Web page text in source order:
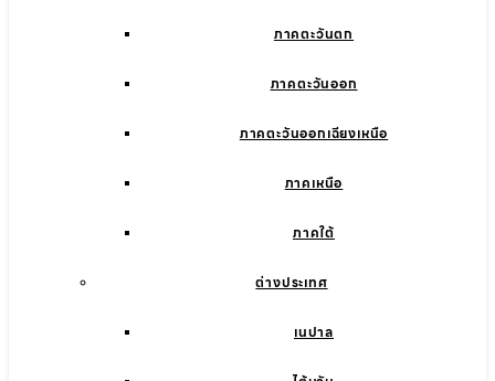
ภาคตะวันตก
ภาคตะวันออก
ภาคตะวันออกเฉียงเหนือ
ภาคเหนือ
ภาคใต้
ต่างประเทศ
เนปาล